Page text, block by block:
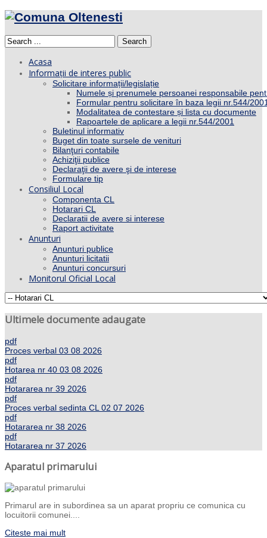
Search
Acasa
Informații de interes public
Solicitare informații/legislație
Numele și prenumele persoanei responsabile
Formular pentru solicitare în baza legii nr.544/
Modalitatea de contestare și lista cu documente
Rapoartele de aplicare a legii nr.544/2001
Buletinul informativ
Buget din toate sursele de venituri
Bilanţuri contabile
Achiziţii publice
Declaraţii de avere şi de interese
Formulare tip
Consiliul Local
Componenta CL
Hotarari CL
Declaratii de avere si interese
Raport activitate
Anunturi
Anunturi publice
Anunturi licitatii
Anunturi concursuri
Monitorul Oficial Local
Ultimele documente adaugate
pdf
Proces verbal 03 08 2026
pdf
Hotarea nr 40 03 08 2026
pdf
Hotararea nr 39 2026
pdf
Proces verbal sedinta CL 02 07 2026
pdf
Hotararea nr 38 2026
pdf
Hotararea nr 37 2026
Aparatul primarului
Primarul are in subordinea sa un aparat propriu ce comunica cu
locuitorii comunei....
Citeste mai mult